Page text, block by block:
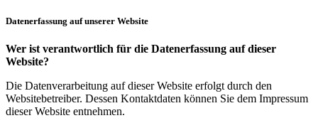
Datenerfassung auf unserer Website
Wer ist verantwortlich für die Datenerfassung auf dieser
Website?
Die Datenverarbeitung auf dieser Website erfolgt durch den
Websitebetreiber. Dessen Kontaktdaten können Sie dem Impressum
dieser Website entnehmen.